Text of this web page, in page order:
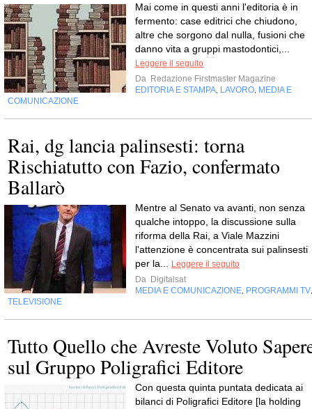
Mai come in questi anni l'editoria è in
fermento: case editrici che chiudono,
altre che sorgono dal nulla, fusioni che
danno vita a gruppi mastodontici,...
Leggere il seguito
Da Redazione Firstmaster Magazine
EDITORIA E STAMPA LAVORO MEDIA E
COMUNICAZIONE
Rai, dg lancia palinsesti: torna
Rischiatutto con Fazio, confermato
Ballarò
Mentre al Senato va avanti, non senza
qualche intoppo, la discussione sulla
riforma della Rai, a Viale Mazzini
l'attenzione è concentrata sui palinsesti
per la...
Leggere il seguito
Da Digitalsat
MEDIA E COMUNICAZIONE PROGRAMMI TV
TELEVISIONE
Tutto Quello che Avreste Voluto
sul Gruppo Poligrafici Editore
Con que­sta quinta pun­tata dedi­cata ai
bilanci di Poli­gra­fici Edi­tore [la hol­ding